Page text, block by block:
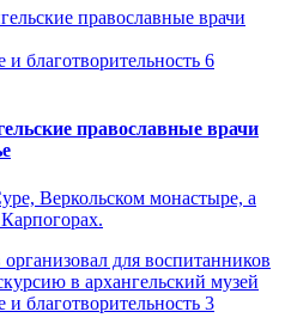
благотворительность 6
православные врачи
Веркольском монастыре, а
благотворительность 3